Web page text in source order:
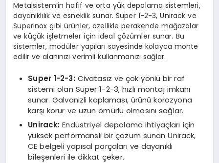
Metalsistem’in hafif ve orta yük depolama sistemleri,
dayanıklılık ve esneklik sunar. Super 1-2-3, Unirack ve
Superinox gibi ürünler, özellikle perakende mağazalar
ve küçük işletmeler için ideal çözümler sunar. Bu
sistemler, modüler yapıları sayesinde kolayca monte
edilir ve alanınızı verimli kullanmanızı sağlar.
Super 1-2-3: Civatasız ve çok yönlü bir raf
sistemi olan Super 1-2-3, hızlı montaj imkanı
sunar. Galvanizli kaplaması, ürünü korozyona
karşı korur ve uzun ömürlü olmasını sağlar.
Unirack: Endüstriyel depolama ihtiyaçları için
yüksek performanslı bir çözüm sunan Unirack,
CE belgeli yapısal parçaları ve dayanıklı
bileşenleri ile dikkat çeker.